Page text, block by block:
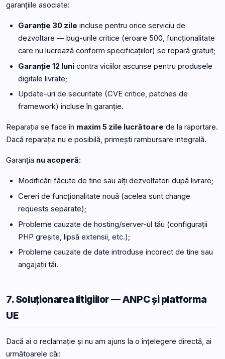
garanțiile asociate:
Garanție 30 zile incluse pentru orice serviciu de
dezvoltare — bug-urile critice (eroare 500, funcționalitate
care nu lucrează conform specificațiilor) se repară gratuit;
Garanție 12 luni contra viciilor ascunse pentru produsele
digitale livrate;
Update-uri de securitate (CVE critice, patches de
framework) incluse în garanție.
Reparația se face în maxim 5 zile lucrătoare de la raportare.
Dacă reparația nu e posibilă, primești rambursare integrală.
Garanția nu acoperă:
Modificări făcute de tine sau alți dezvoltatori după livrare;
Cereri de funcționalitate nouă (acelea sunt change
requests separate);
Probleme cauzate de hosting/server-ul tău (configurații
PHP greșite, lipsă extensii, etc.);
Probleme cauzate de date introduse incorect de tine sau
angajații tăi.
7. Soluționarea litigiilor — ANPC și platforma
UE
Dacă ai o reclamație și nu am ajuns la o înțelegere directă, ai
următoarele căi: